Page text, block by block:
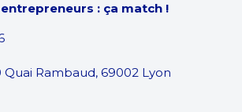
: ça match !
Quai Rambaud, 69002 Lyon